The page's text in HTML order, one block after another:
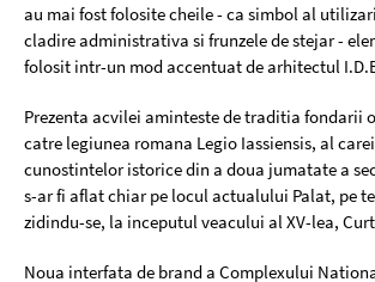
au mai fost folosite cheile - ca simbol al
cladire administrativa si frunzele de stejar -
folosit intr-un mod accentuat de arhitectul
Prezenta acvilei aminteste de traditia fondarii
catre legiunea romana Legio Iassiensis, al
cunostintelor istorice din a doua jumatate a
s-ar fi aflat chiar pe locul actualului Palat, pe
zidindu-se, la inceputul veacului al XV-lea,
Noua interfata de brand a Complexului